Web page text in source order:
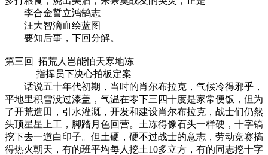
李合金誓立鸿鹄志
汪大智滴血绘蓝图
要知后事，下回分解。
第三回 拓荒人岂能怕天寒地冻
指挥员下决心拍板定案
话说五十年代初期，当时的肖尔布拉克，气候冷得邪乎，
平地里积雪没过漆盖，气温在零下三四十度是家常便饭，但为
了开荒造田，引水灌溉，开发和建设肖尔布拉克，战士们仍然
头顶星星上工，脚踏月色回营。土冻得像石头一样硬，十字镐
挖下去一道白印子。但土硬，硬不过战士的意志，劳动竞赛搞
得热火朝天，有的班平均每人挖土10多立方，有的同志挖十字